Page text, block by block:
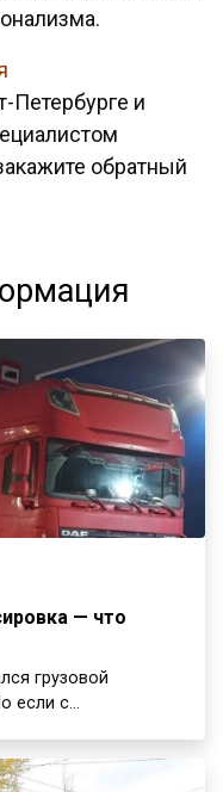
Петербурге и
обратный
— что
грузовой
если с…